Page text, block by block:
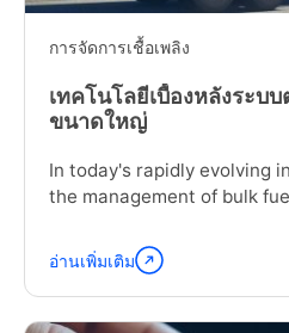
การจัดการเชื้อเพลิง
เทคโนโลยีเบื้องหลังระบ
ขนาดใหญ่
In today's rapidly evolving
the management of bulk
อ่าน
ต่อ
"Technology
อ่านเพิ่มเติม